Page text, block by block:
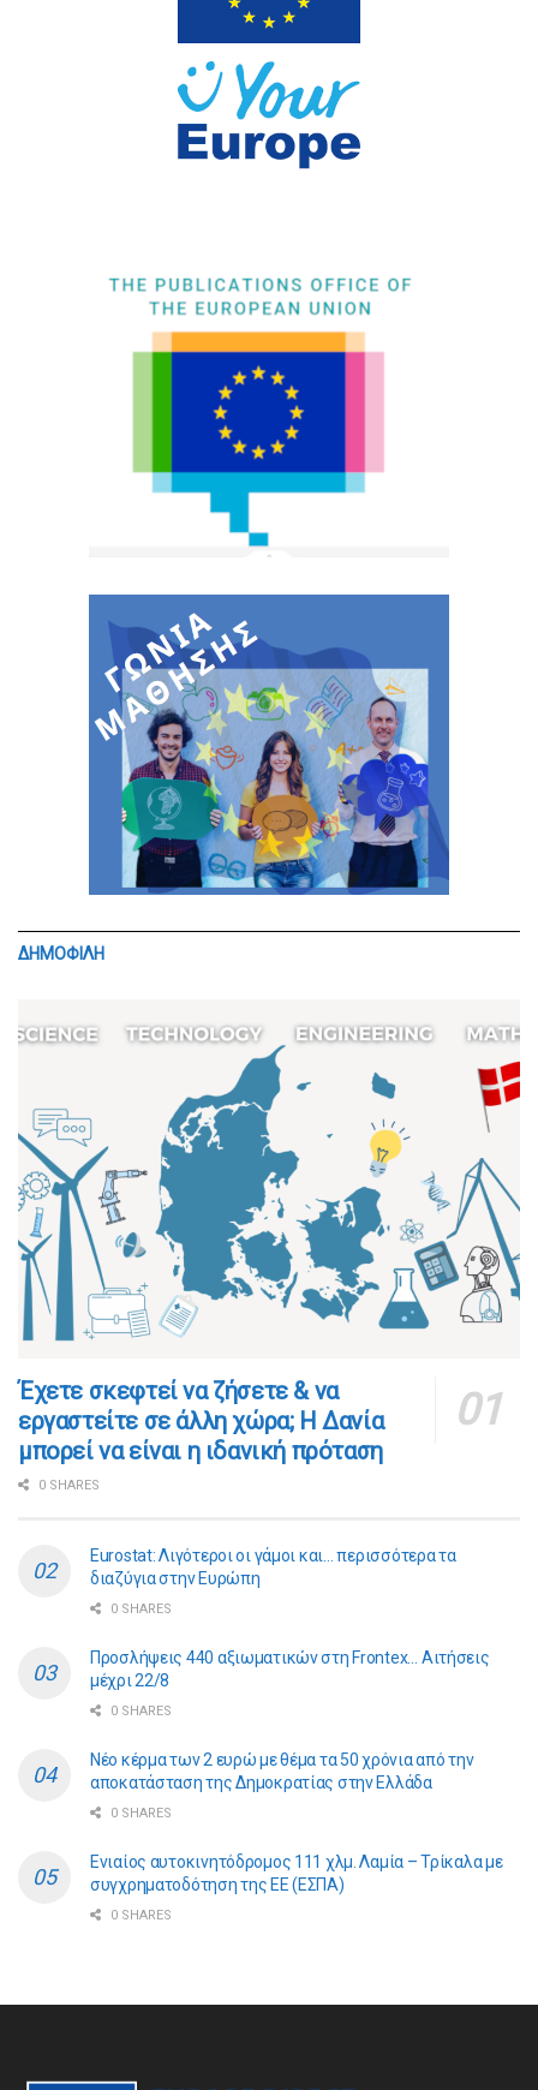
ΔΗΜΟΦΙΛΗ
​​Έχετε σκεφτεί να ζήσετε & να
εργαστείτε σε άλλη χώρα; Η Δανία
μπορεί να είναι η ιδανική πρόταση
0 SHARES
Eurostat: Λιγότεροι οι γάμοι και… περισσότερα τα
διαζύγια στην Ευρώπη
0 SHARES
Προσλήψεις 440 αξιωματικών στη Frontex… Αιτήσεις
μέχρι 22/8
0 SHARES
Νέο κέρμα των 2 ευρώ με θέμα τα 50 χρόνια από την
αποκατάσταση της Δημοκρατίας στην Ελλάδα
0 SHARES
Ενιαίος αυτοκινητόδρομος 111 χλμ. Λαμία – Τρίκαλα με
συγχρηματοδότηση της ΕE (ΕΣΠΑ)
0 SHARES